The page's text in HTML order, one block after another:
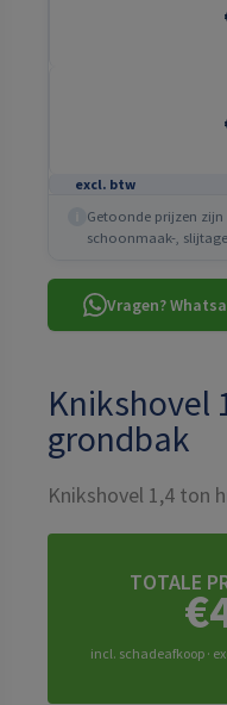
excl. btw
Getoonde prijzen zijn
schoonmaak-,
Vragen?
Knikshovel
grondbak
Knikshovel 1,4 ton
TOTALE
incl. schadeafkoop ·